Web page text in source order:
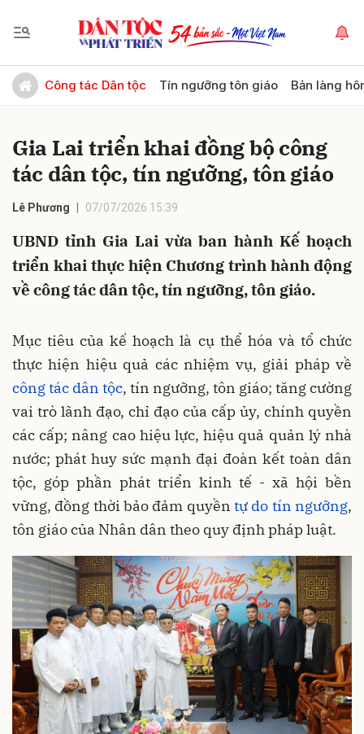
Công tác Dân tộc Tín ngưỡng tôn giáo Bản làng
Gia Lai triển khai đồng bộ công
tác dân tộc, tín ngưỡng, tôn giáo
Lê Phương 07/07/2026 15:39
UBND tỉnh Gia Lai vừa ban hành Kế hoạch
triển khai thực hiện Chương trình hành động
về công tác dân tộc, tín ngưỡng, tôn giáo.
Mục tiêu của kế hoạch là cụ thể hóa và tổ chức
thực hiện hiệu quả các nhiệm vụ, giải pháp về
công tác dân tộc, tín ngưỡng, tôn giáo; tăng cường
vai trò lãnh đạo, chỉ đạo của cấp ủy, chính quyền
các cấp; nâng cao hiệu lực, hiệu quả quản lý nhà
nước; phát huy sức mạnh đại đoàn kết toàn dân
tộc, góp phần phát triển kinh tế - xã hội bền
vững, đồng thời bảo đảm quyền tự do tín ngưỡng,
tôn giáo của Nhân dân theo quy định pháp luật.
Gửi bình luận
Hủy Gửi